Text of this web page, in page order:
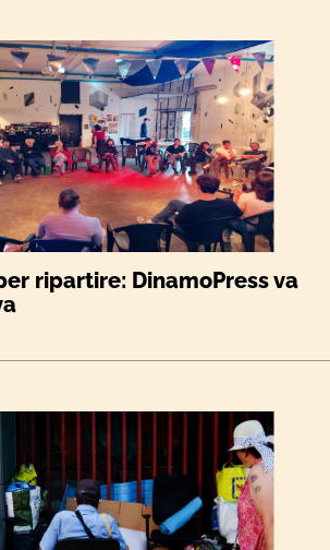
ripartire: DinamoPress va